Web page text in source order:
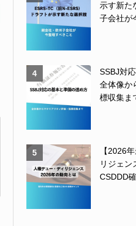
示す新た
子会社が
4
SSBJ対
全体像か
標収集ま
5
【2026
リジェン
CSDDD